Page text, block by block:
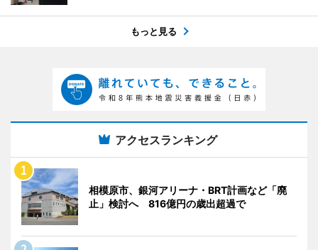
もっと見る
アクセスランキング
相模原市、銀河アリーナ・BRT計画など「廃
止」検討へ 816億円の歳出超過で